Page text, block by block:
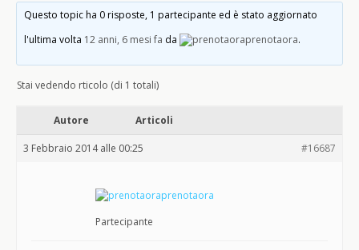
Questo topic ha 0 risposte, 1 partecipante ed è stato aggiornato
l'ultima volta 12 anni, 6 mesi fa da prenotaora.
Stai vedendo rticolo (di 1 totali)
Autore Articoli
3 Febbraio 2014 alle 00:25 #16687
prenotaora
Partecipante